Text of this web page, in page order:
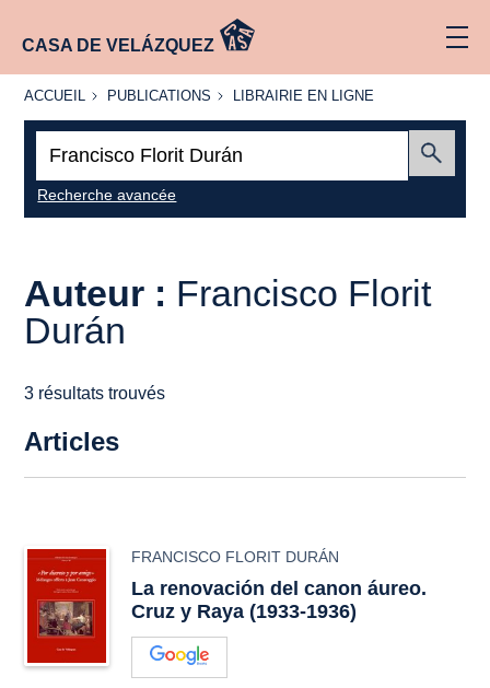
CASA DE VELÁZQUEZ
ACCUEIL
ACCUEIL PUBLICATIONS
PUBLICATIONS
LIBRAIRIE
LIBRAIRIE EN LIGNE
Recherche avancée
Auteur : Francisco Florit
Durán
3 résultats trouvés
Articles
FRANCISCO FLORIT DURÁN
La renovación del canon áureo.
Cruz y Raya (1933-1936)